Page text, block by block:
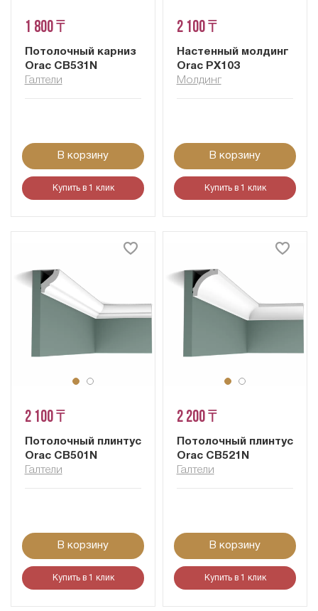
1 800 ₸
Потолочный карниз
Orac CB531N
Галтели
В корзину
Купить в 1 клик
2 100 ₸
Настенный молдинг
Orac PX103
Молдинг
В корзину
Купить в 1 клик
2 100 ₸
Потолочный плинтус
Orac CB501N
Галтели
В корзину
Купить в 1 клик
2 200 ₸
Потолочный плинтус
Orac CB521N
Галтели
В корзину
Купить в 1 клик